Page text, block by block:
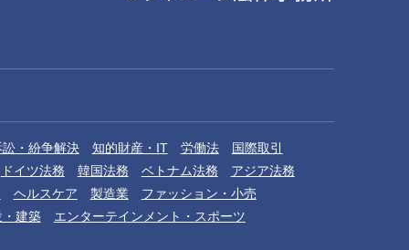
訟・紛争解決 知的財産・IT 労働法
国際取引
ドイツ法務
韓国法務 ベトナム法務
アジア法務
ヘルスケア 製造業
ファッション・小売
建築
エンターテインメント・スポーツ